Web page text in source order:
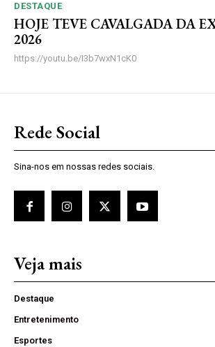
DESTAQUE
HOJE TEVE CAVALGADA DA
2026
https://youtu.be/I3b7wxN1cK0
Rede Social
Sina-nos em nossas redes sociais.
Veja mais
Destaque
Entretenimento
Esportes